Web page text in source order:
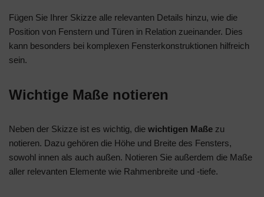
Fügen Sie Ihrer Skizze alle relevanten Details hinzu, wie die
Position von Fenstern und Türen in Relation zueinander. Dies
kann besonders bei komplexen Fensterkonstruktionen hilfreich
sein.
Wichtige Maße notieren
Neben der Skizze ist es wichtig, die wichtigen Maße zu
notieren. Dazu gehören die Höhe und Breite des Fensters,
sowohl innen als auch außen. Notieren Sie außerdem die Maße
aller relevanten Elemente wie Rahmenbreite und -tiefe.